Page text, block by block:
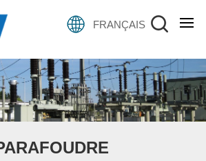
FRANÇAIS